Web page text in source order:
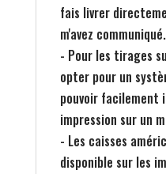
fais livrer
m'avez communiqué.
- Pour les tirages
opter pour un
pouvoir facilement
impression sur un
- Les caisses
disponible sur les